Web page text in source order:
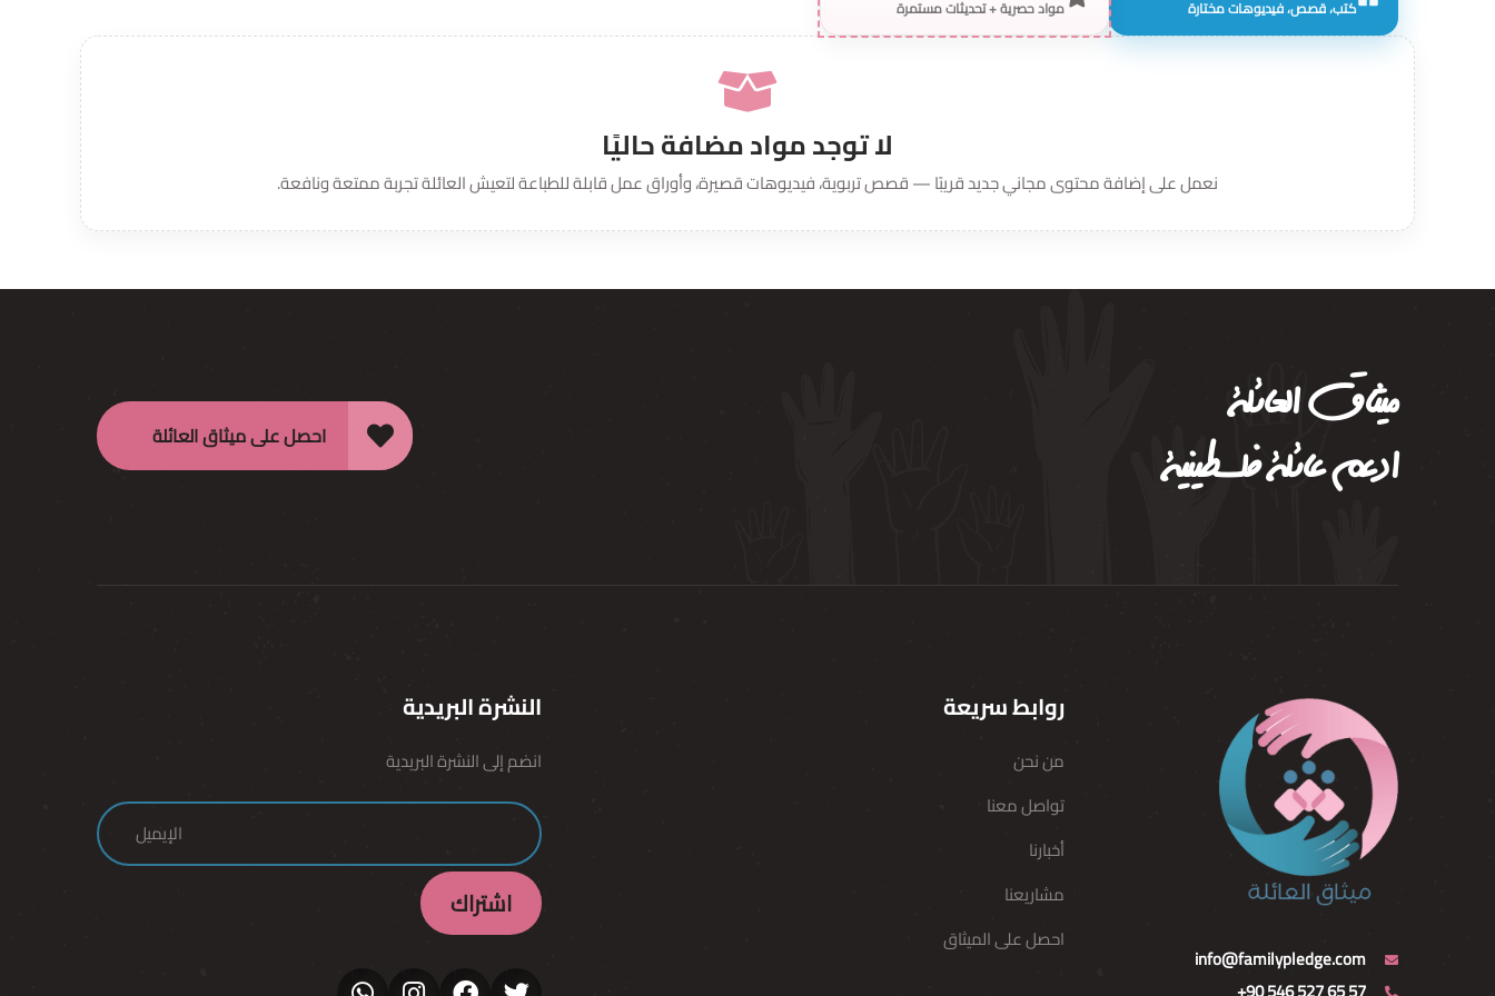
كتب، قصص، فيديوهات مختارة مواد حصرية + تحديثات مستمرة
لا توجد مواد مضافة حاليًا
نعمل على إضافة محتوى مجاني جديد قريبًا — قصص تربوية، فيديوهات قصيرة، وأوراق عمل قابلة للطباعة لتعيش العائلة تجربة ممتعة ونافعة.
ميثاق العائلة
ادعم عائلة فلسطينية
احصل على ميثاق العائلة
info@familypledge.com
روابط سريعة
من نحن
تواصل معنا
أخبارنا
مشاريعنا
احصل على الميثاق
النشرة البريدية
انضم إلى النشرة البريدية